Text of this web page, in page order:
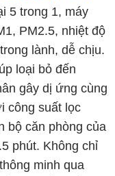
5 trong 1, máy
PM2.5, nhiệt độ
lành, dễ chịu.
loại bỏ đến
gây dị ứng cùng
công suất lọc
bộ căn phòng của
phút. Không chỉ
minh qua